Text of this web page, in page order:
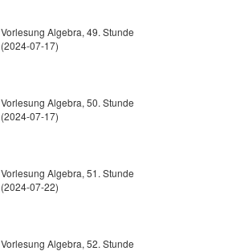
Vorlesung Algebra, 49. Stunde
(2024-07-17)
Vorlesung Algebra, 50. Stunde
(2024-07-17)
Vorlesung Algebra, 51. Stunde
(2024-07-22)
Vorlesung Algebra, 52. Stunde